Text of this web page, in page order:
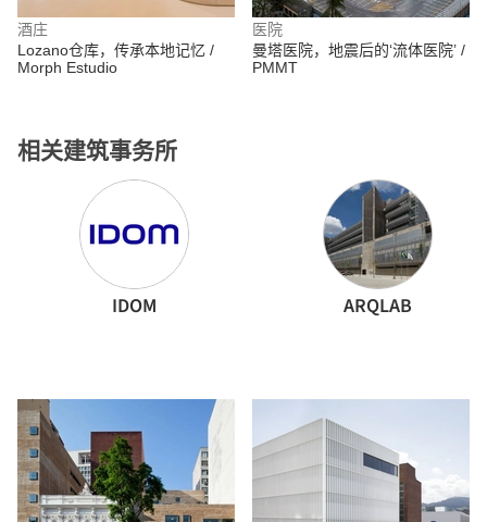
酒庄
Lozano仓库，传承本地记忆 /
Morph Estudio
相关建筑事务所
IDOM ARQLAB
医院
曼塔医院，地震后的‘流体医院’ /
PMMT